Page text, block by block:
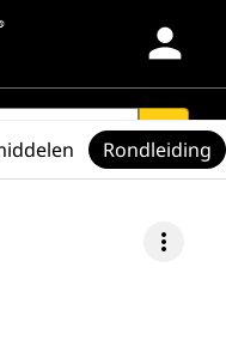
person
search
more_vert
Rondleiding